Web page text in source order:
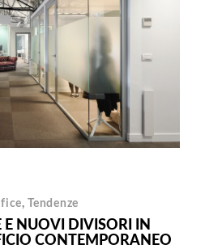
,Tendenze
E NUOVI DIVISORI IN
CONTEMPORANEO